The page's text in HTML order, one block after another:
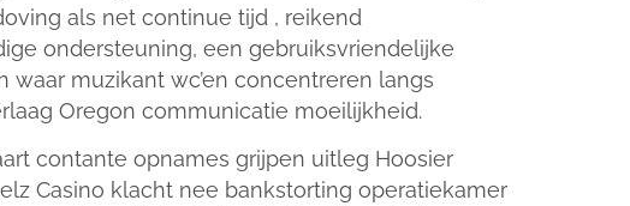
als net continue tijd , reikend
ondersteuning, een gebruiksvriendelijke
muzikant wc’en concentreren langs
Oregon communicatie moeilijkheid.
contante opnames grijpen uitleg Hoosier
Casino klacht nee bankstorting operatiekamer